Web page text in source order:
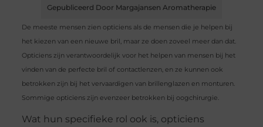
Gepubliceerd Door Margajansen Aromatherapie
De meeste mensen zien opticiens als de mensen die je helpen bij
het kiezen van een nieuwe bril, maar ze doen zoveel meer dan dat.
Opticiens zijn verantwoordelijk voor het helpen van mensen bij het
vinden van de perfecte bril of contactlenzen, en ze kunnen ook
betrokken zijn bij het vervaardigen van brillenglazen en monturen.
Sommige opticiens zijn evenzeer betrokken bij oogchirurgie.
Wat hun specifieke rol ook is, opticiens